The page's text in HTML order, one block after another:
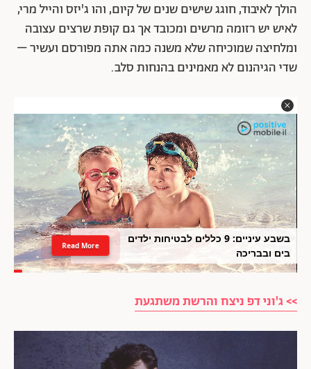
הולך לאיבוד, חוגג שישים שנים של קיום, והו ג'יזס והייל מרי,
לאיש יש רזומה מרשים ומכובד אך גם קופת שרצים עצובה
ומלחיצה שמוכיחה שלא משנה כמה אתה מפורסם ועשיר –
שדי הגיהנום לא מאמינים בהנחות סלב.
בשבע עיניים: 9 כללים לבטיחות ילדים
בים ובבריכה
Read More
>> ג'וני דפ ניצח והרשת משתגעת